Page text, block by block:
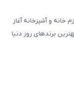
لوازم خانه و آشپزخانه آغاز
برندهای روز دنیا